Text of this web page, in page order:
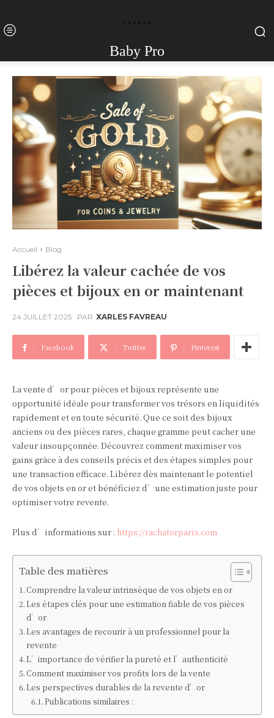
Baby Pro
Accueil Blog
Libérez la valeur cachée de vos
pièces et bijoux en or maintenant
24 JUILLET 2025 PAR XARLES FAVREAU
Facebook Twitter Pinterest
La vente d’or pour pièces et bijoux représente une
opportunité idéale pour transformer vos trésors en liquidités
rapidement et en toute sécurité. Que ce soit des bijoux
anciens ou des pièces rares, chaque gramme peut cacher une
valeur insoupçonnée. Découvrez comment maximiser vos
gains grâce à des conseils précis et des étapes simples pour
une transaction efficace. Libérez dès maintenant le potentiel
de vos objets en or et bénéficiez d’une estimation juste pour
optimiser votre revente.
Plus d’informations sur : https://rachatorparis.com
Table des matières
Comprendre la valeur intrinsèque de vos objets en or
Les étapes clés pour une estimation fiable de vos pièces
d’or
Les avantages de recourir à un professionnel pour la
revente
L’importance de vérifier la pureté et l’authenticité
Comment maximiser vos profits lors de la vente
Les perspectives durables de la revente d’or
Publications similaires :